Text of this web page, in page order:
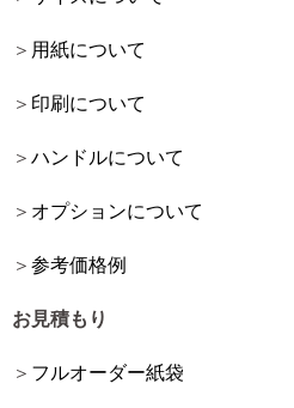
用紙について
印刷について
ハンドルについて
オプションについて
参考価格例
お見積もり
フルオーダー紙袋